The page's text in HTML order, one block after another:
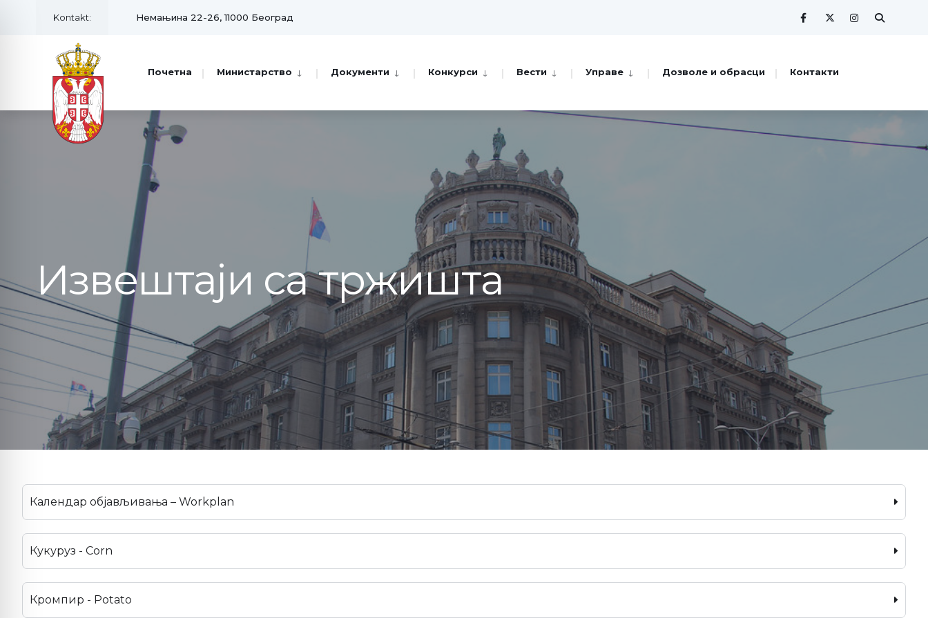
Kontakt: Немањина 22-26, 11000 Београд
Почетна Министарство Документи Конкурси Вести Управе Дозволе и обрасци Контакти
Извештаји са тржишта
Календар објављивања – Workplan
Кукуруз - Corn
Кромпир - Potato